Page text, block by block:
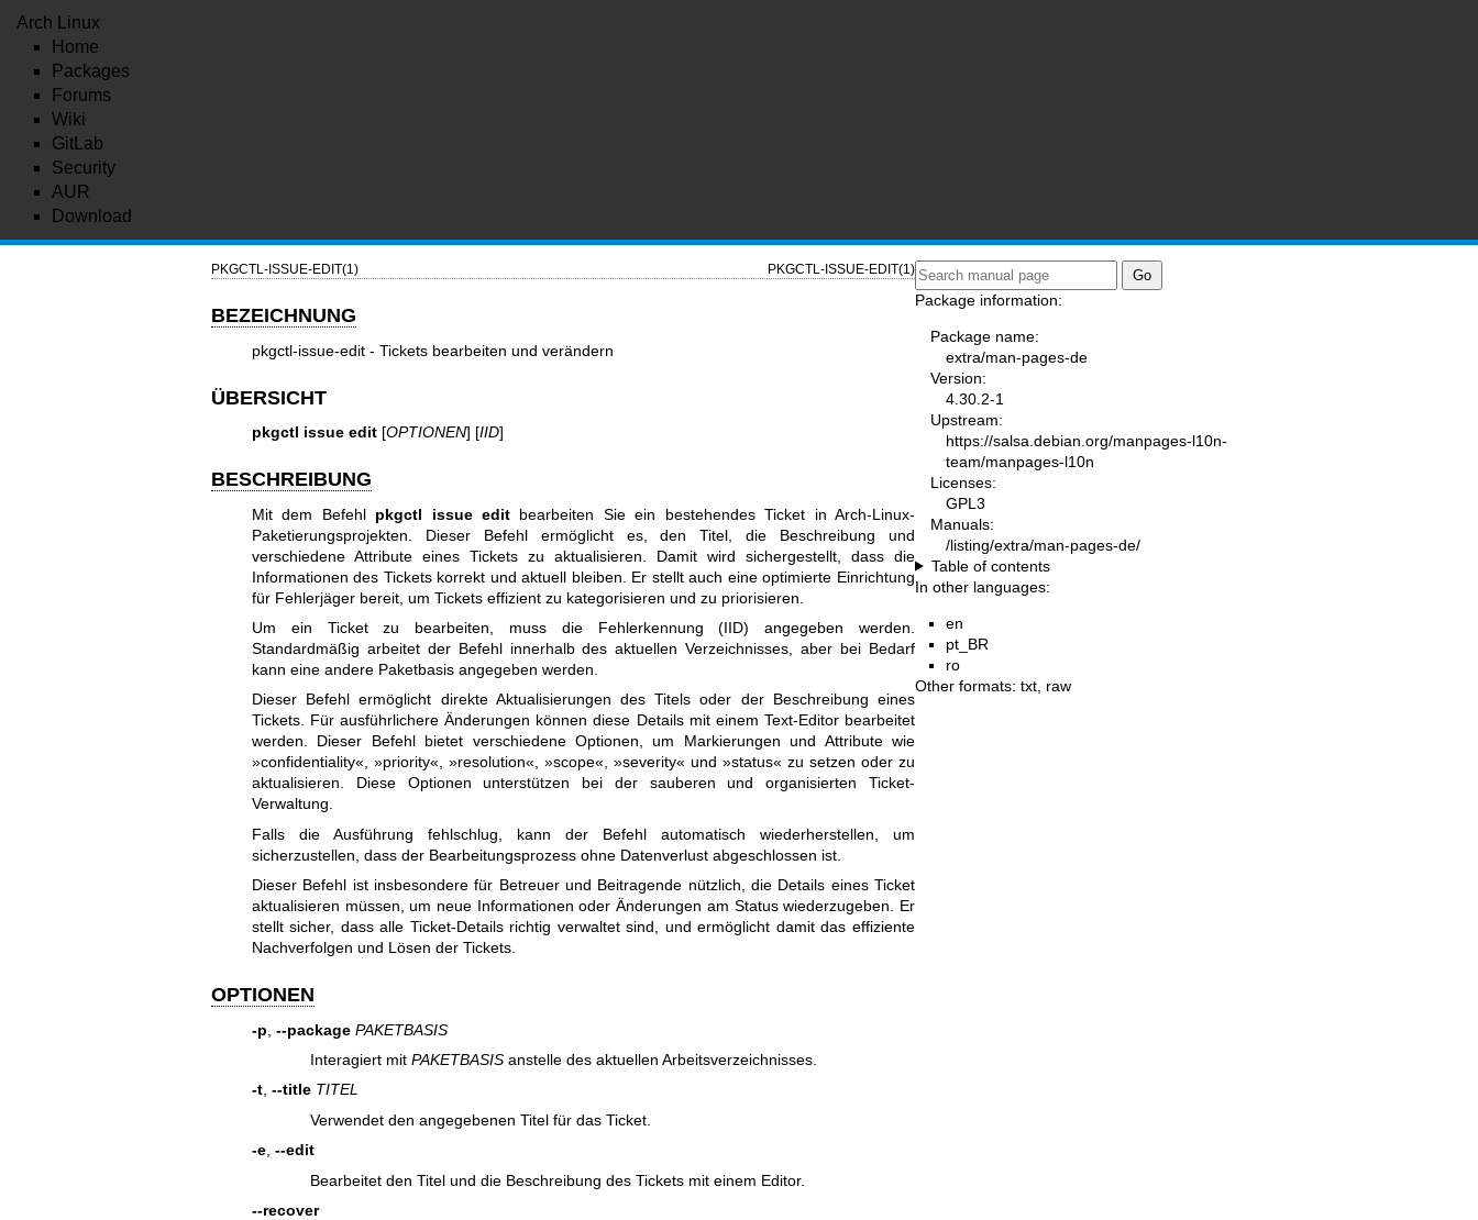
Arch Linux
Home
Packages
Forums
Wiki
GitLab
Security
AUR
Download
PKGCTL-ISSUE-EDIT(1) PKGCTL-ISSUE-EDIT(1)
BEZEICHNUNG
pkgctl-issue-edit - Tickets bearbeiten und verändern
ÜBERSICHT
pkgctl issue edit[OPTIONEN] [IID]
BESCHREIBUNG
Mit dem Befehl pkgctl issue edit bearbeiten Sie ein bestehendes Ticket in Arch-Linux-
Paketierungsprojekten. Dieser Befehl ermöglicht es, den Titel, die Beschreibung und
verschiedene Attribute eines Tickets zu aktualisieren. Damit wird sichergestellt, dass die
Informationen des Tickets korrekt und aktuell bleiben. Er stellt auch eine optimierte Einrichtung
für Fehlerjäger bereit, um Tickets effizient zu kategorisieren und zu priorisieren.
Um ein Ticket zu bearbeiten, muss die Fehlerkennung (IID) angegeben werden.
Standardmäßig arbeitet der Befehl innerhalb des aktuellen Verzeichnisses, aber bei Bedarf
kann eine andere Paketbasis angegeben werden.
Dieser Befehl ermöglicht direkte Aktualisierungen des Titels oder der Beschreibung eines
Tickets. Für ausführlichere Änderungen können diese Details mit einem Text-Editor bearbeitet
werden. Dieser Befehl bietet verschiedene Optionen, um Markierungen und Attribute wie
»confidentiality«, »priority«, »resolution«, »scope«, »severity« und »status« zu setzen oder zu
aktualisieren. Diese Optionen unterstützen bei der sauberen und organisierten Ticket-
Verwaltung.
Falls die Ausführung fehlschlug, kann der Befehl automatisch wiederherstellen, um
sicherzustellen, dass der Bearbeitungsprozess ohne Datenverlust abgeschlossen ist.
Dieser Befehl ist insbesondere für Betreuer und Beitragende nützlich, die Details eines Ticket
aktualisieren müssen, um neue Informationen oder Änderungen am Status wiederzugeben. Er
stellt sicher, dass alle Ticket-Details richtig verwaltet sind, und ermöglicht damit das effiziente
Nachverfolgen und Lösen der Tickets.
OPTIONEN
-p --package PAKETBASIS
Interagiert mitPAKETBASIS anstelle des aktuellen Arbeitsverzeichnisses.
-t, --title TITEL
Verwendet den angegebenen Titel für das Ticket.
-e, --edit
Bearbeitet den Titel und die Beschreibung des Tickets mit einem Editor.
--recover
Package information:
Package name:
extra/man-pages-de
Version:
4.30.2-1
Upstream:
https://salsa.debian.org/manpages-l10n-
team/manpages-l10n
Licenses:
GPL3
Manuals:
/listing/extra/man-pages-de/
Table of contents
In other languages:
en
pt_BR
ro
Other formats: txt raw